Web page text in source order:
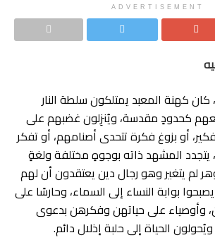
ADVERTISEMENT
كهنة المعبد يمتلكون سلطة النار
كحدودٍ مقدسة، ويُنزِلون غضبهم على
أو بزوغ فكرة تتحدى أصنامهم، أو تفكر
يتجدد المشهد ذاته بوجوهٍ مختلفة ولغةٍ
لم يتغير وهو رجال دين يعتقدون أن لهم
بوابة النساء إلى السماء، وحارسًا على
وأوصياء على حياتهن وفكرهن بدعوى
الحياة إلى حلبة إذلال دائم.